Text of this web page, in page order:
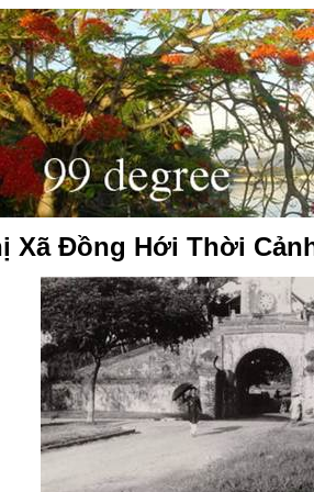
Xã Đồng Hới Thời